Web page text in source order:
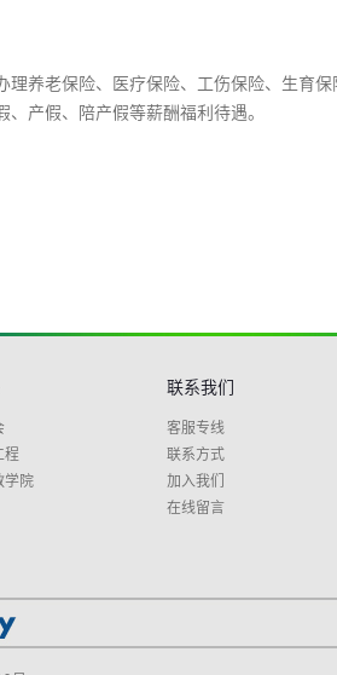
理养老保险、医疗保险、工伤保险、生育
、产假、陪产假等薪酬福利待遇。
程
学院
联系我们
客服专线
联系方式
加入我们
在线留言